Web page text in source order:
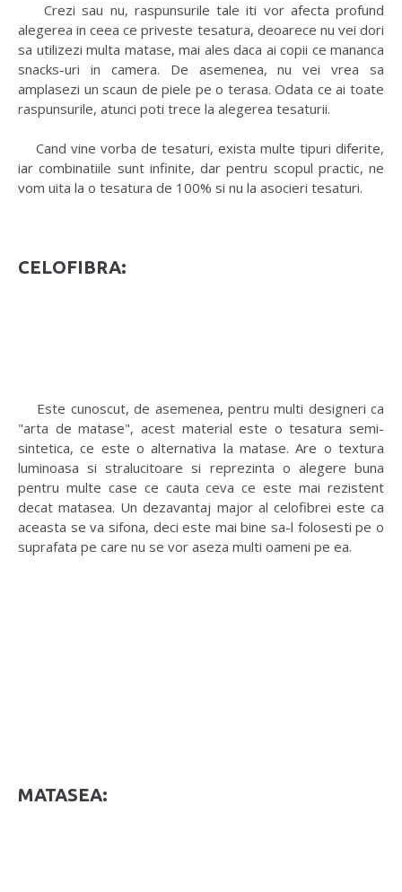
Crezi sau nu, raspunsurile tale iti vor afecta profund
alegerea in ceea ce priveste tesatura, deoarece nu vei dori
sa utilizezi multa matase, mai ales daca ai copii ce mananca
snacks-uri in camera. De asemenea, nu vei vrea sa
amplasezi un scaun de piele pe o terasa. Odata ce ai toate
raspunsurile, atunci poti trece la alegerea tesaturii.
Cand vine vorba de tesaturi, exista multe tipuri diferite,
iar combinatiile sunt infinite, dar pentru scopul practic, ne
vom uita la o tesatura de 100% si nu la asocieri tesaturi.
CELOFIBRA:
Este cunoscut, de asemenea, pentru multi designeri ca
"arta de matase", acest material este o tesatura semi-
sintetica, ce este o alternativa la matase. Are o textura
luminoasa si stralucitoare si reprezinta o alegere buna
pentru multe case ce cauta ceva ce este mai rezistent
decat matasea. Un dezavantaj major al celofibrei este ca
aceasta se va sifona, deci este mai bine sa-l folosesti pe o
suprafata pe care nu se vor aseza multi oameni pe ea.
MATASEA: